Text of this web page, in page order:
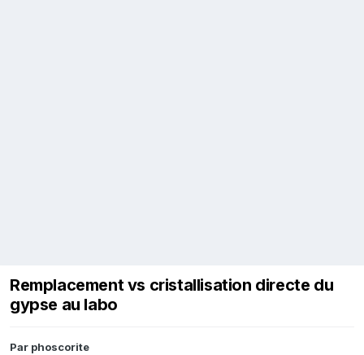
Remplacement vs cristallisation directe du
gypse au labo
Par phoscorite